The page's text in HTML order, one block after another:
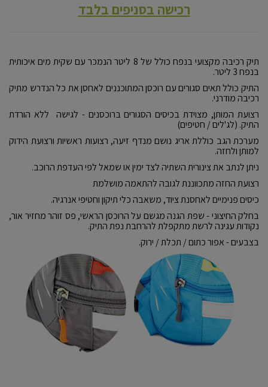
רכישה בסניפים בלבד
תיק רכיבה מקצועי בנפח כולל של 8 ליטר הנמכר עם שקית מים איכותית
בנפח 3 ליטר.
התיק כולל תאים סגורים עם רוכסן המתוכננים לאחסן את כל הנדרש מתיק
רכיבה מודרני.
רצועת המותן, מצוידת בכיסים הסגורים ברוכסנים - לגישה ללא הורדת
התיק. (לג'לים / חטיפים)
מערכת הגב כוללת אריג נושם מנדף זיעה, רצועות ראשיות ורצועת הידוק
למותן ולחזה.
ניתן לנתב את צינורית השתיה לצד ימין או שמאל לפי העדפת הרוכב.
רצועת החזה מתכווננת לגובה להתאמה מושלמת
כיסים פנימיים לאחסנת ציוד, משאבה כלי תיקון וחטיפי אנרגיה.
בחלק החיצוני - שפת הגנה מגשם על הרוכסן הראשי, פס זוהר מחזיר אור,
נקודות עגינה לרשת מתקפלת להרחבת נפת התיק.
בצבעים - אפור כתום / תכלת / ירוק.